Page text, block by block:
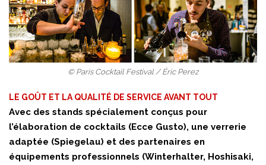
© Paris Cocktail Festival / Éric Perez
LE GOÛT ET LA QUALITÉ DE SERVICE AVANT TOUT
Avec des stands spécialement conçus pour
l’élaboration de cocktails (Ecce Gusto), une verrerie
adaptée (Spiegelau) et des partenaires en
équipements professionnels (Winterhalter, Hoshisaki,